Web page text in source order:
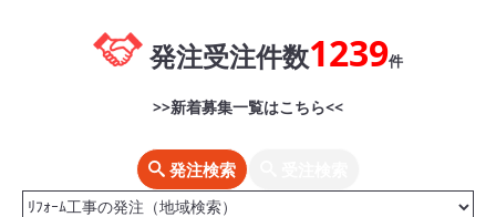
発注受注件数1239件
>>新着募集一覧はこちら<<
発注検索